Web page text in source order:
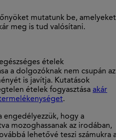
mutatunk be, amelyeket
meg is tud valósítani.
ételek
a dolgozóknak nem csupán az
is javítja. Kutatások
ételek fogyasztása akár
.
engedélyezzük, hogy a
mozoghassanak az irodában,
lehetővé teszi számukra